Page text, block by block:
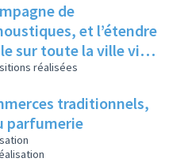
de
et l’étendre
sur toute la ville via
canaux de diffusion
réalisées
traditionnels,
parfumerie